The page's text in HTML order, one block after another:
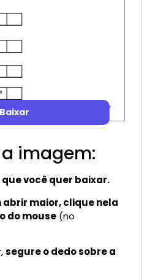
imagem:
você quer baixar.
abrir maior, clique nela
do mouse (no
segure o dedo sobre a